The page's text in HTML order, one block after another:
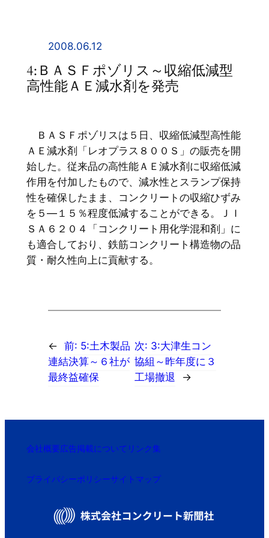
2008.06.12
4:ＢＡＳＦポゾリス～収縮低減型
高性能ＡＥ減水剤を発売
ＢＡＳＦポゾリスは５日、収縮低減型高性能
ＡＥ減水剤「レオプラス８００Ｓ」の販売を開
始した。従来品の高性能ＡＥ減水剤に収縮低減
作用を付加したもので、減水性とスランプ保持
性を確保したまま、コンクリートの収縮ひずみ
を５―１５％程度低減することができる。ＪＩ
ＳＡ６２０４「コンクリート用化学混和剤」に
も適合しており、鉄筋コンクリート構造物の品
質・耐久性向上に貢献する。
← 前: 5:土木製品
連結決算～６社が
最終益確保
次: 3:大津生コン
協組～昨年度に３
工場撤退
→
会社概要広告掲載について リンク集
プライバシーポリシーサイトマップ